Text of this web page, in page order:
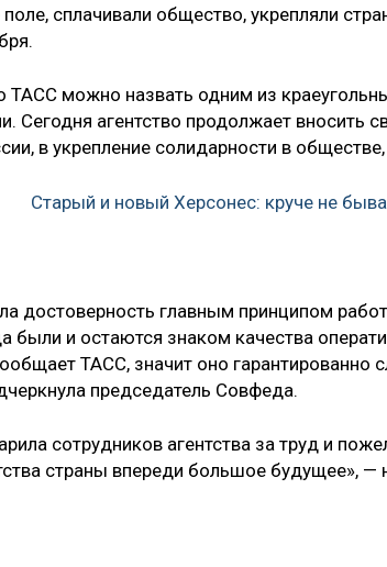
сплачивали общество, укрепляли
ТАСС можно назвать одним из
Сегодня агентство продолжает вносить
в укрепление солидарности в
Старый и новый Херсонес: круче не
достоверность главным принципом
были и остаются знаком качества
ТАСС, значит оно гарантированно
председатель Совфеда.
сотрудников агентства за труд и
страны впереди большое будущее», —